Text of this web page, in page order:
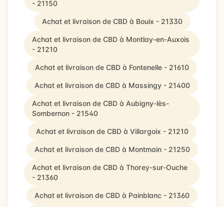
- 21150
Achat et livraison de CBD à Bouix - 21330
Achat et livraison de CBD à Montlay-en-Auxois
- 21210
Achat et livraison de CBD à Fontenelle - 21610
Achat et livraison de CBD à Massingy - 21400
Achat et livraison de CBD à Aubigny-lès-
Sombernon - 21540
Achat et livraison de CBD à Villargoix - 21210
Achat et livraison de CBD à Montmain - 21250
Achat et livraison de CBD à Thorey-sur-Ouche
- 21360
Achat et livraison de CBD à Painblanc - 21360